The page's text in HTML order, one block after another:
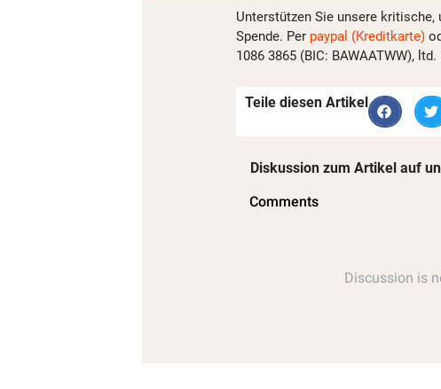
Unterstützen Sie unsere
Spende. Per paypal (Kreditkarte)
1086 3865 (BIC: BAWAATWW),
Teile diesen Artikel
Diskussion zum Artikel auf